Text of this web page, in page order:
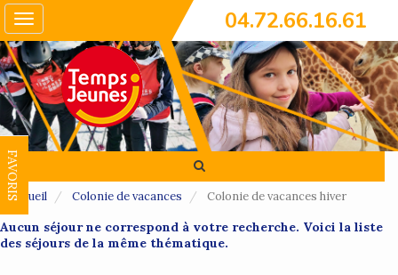
Toggle
navigation
04.72.66.16.61
FAVORIS
Accueil Colonie de vacances Colonie de vacances hiver
Aucun séjour ne correspond à votre recherche. Voici la liste
des séjours de la même thématique.